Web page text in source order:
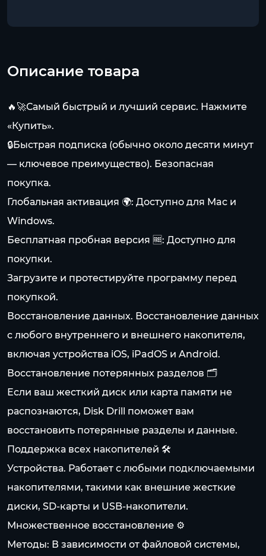
Описание товара
🔥🚀Самый быстрый и лучший сервис. Нажмите
«Купить».
🔒Быстрая подписка (обычно около десяти минут
— ключевое преимущество). Безопасная
покупка.
Глобальная активация 🌍: Доступно для Mac и
Windows.
Бесплатная пробная версия 🆓: Доступно для
покупки.
Загрузите и протестируйте программу перед
покупкой.
Восстановление данных. Восстановление данных
с любого внутреннего и внешнего накопителя,
включая устройства iOS, iPadOS и Android.
Восстановление потерянных разделов 🗂️
Если ваш жесткий диск или карта памяти не
распознаются, Disk Drill поможет вам
восстановить потерянные разделы и данные.
Поддержка всех накопителей 🛠️
Устройства. Работает с любыми подключаемыми
накопителями, такими как внешние жесткие
диски, SD-карты и USB-накопители.
Множественное восстановление ⚙️
Методы: В зависимости от файловой системы,